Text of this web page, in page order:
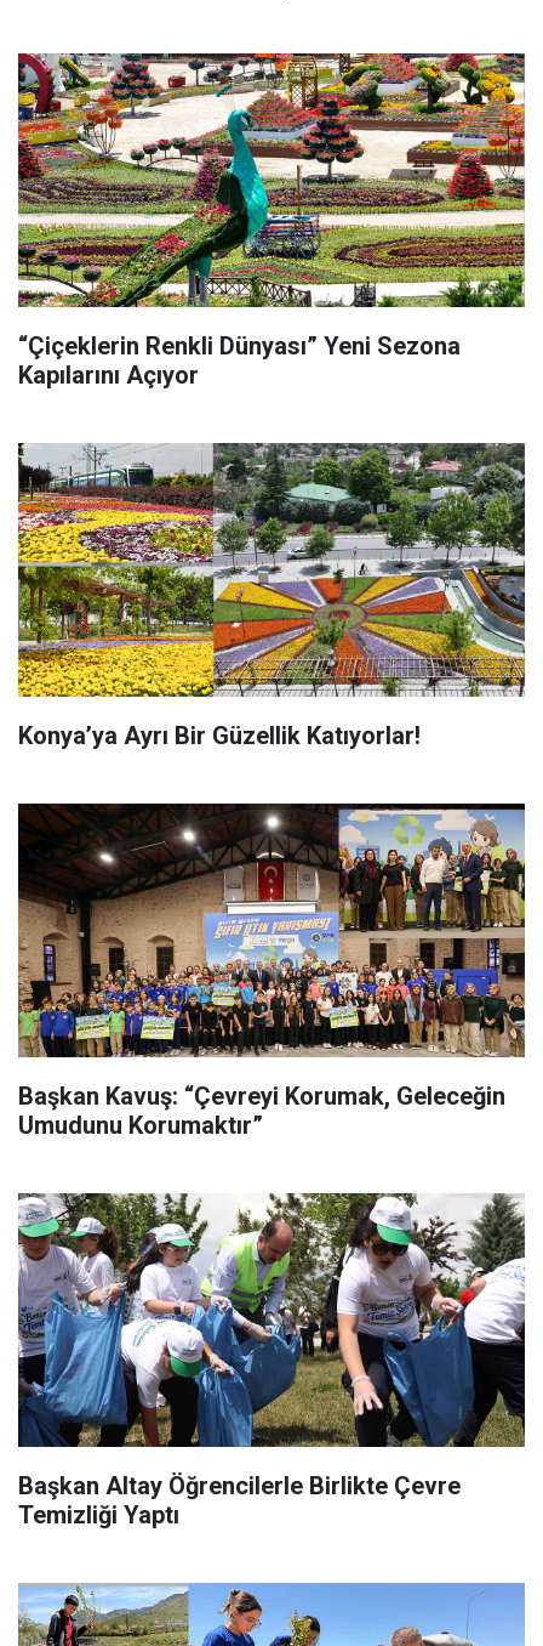
“Çiçeklerin Renkli Dünyası” Yeni Sezona
Kapılarını Açıyor
Konya’ya Ayrı Bir Güzellik Katıyorlar!
Başkan Kavuş: “Çevreyi Korumak, Geleceğin
Umudunu Korumaktır”
Başkan Altay Öğrencilerle Birlikte Çevre
Temizliği Yaptı